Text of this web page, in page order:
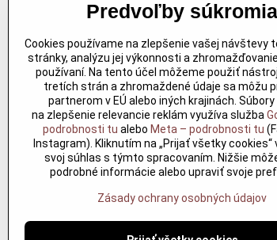
Nákup nad
Nákup nad
150€ a máte
dopravu
zdarma.
Produkty
skladom do
24h. Sú
doma.
Originálne
Arbortech
Každy
produkt je
vytvoreny
pre
konkretný
účel. Záruka
kvality v
každom
Kvalitné
náradie
Kvalitné
rezbárske
náradie
overené
časom pre
profesionálov
aj nadšencov
Predvoľby súkromia
Cookies používame na zlepšenie vašej návštevy
stránky, analýzu jej výkonnosti a
používaní. Na tento účel môžeme použiť
tretích strán a zhromaždené údaje sa môžu
partnerom v EÚ alebo iných krajinách.
na zlepšenie relevancie reklám využíva služba
podrobnosti tu alebo Meta – podrobnosti tu
Instagram). Kliknutím na „Prijať všetky cookies“
svoj súhlas s týmto spracovaním. Nižšie
podrobné informácie alebo upraviť svoje
Zásady ochrany osobných údajov